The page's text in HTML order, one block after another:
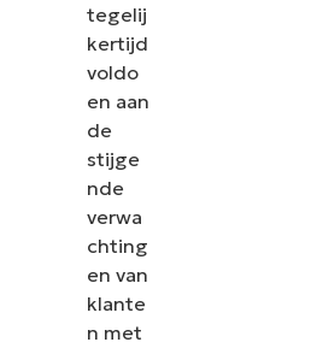
tegelij
kertijd
voldo
en aan
de
stijge
nde
verwa
chting
en van
klante
n met